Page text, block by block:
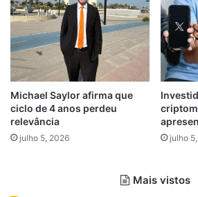
Michael Saylor afirma que
ciclo de 4 anos perdeu
relevância
julho 5, 2026 julho
Mais vistos